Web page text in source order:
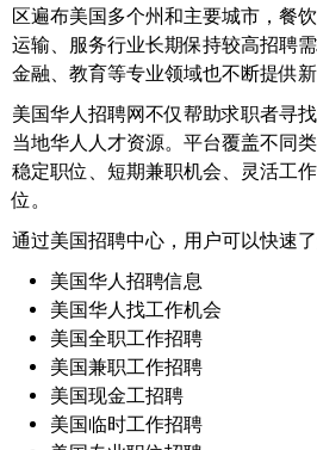
区遍布美国多个州和主要城市，餐
运输、服务行业长期保持较高招聘
金融、教育等专业领域也不断提供新
美国华人招聘网不仅帮助求职者寻
当地华人人才资源。平台覆盖不同
稳定职位、短期兼职机会、灵活工
位。
通过美国招聘中心，用户可以快速了
美国华人招聘信息
美国华人找工作机会
美国全职工作招聘
美国兼职工作招聘
美国现金工招聘
美国临时工作招聘